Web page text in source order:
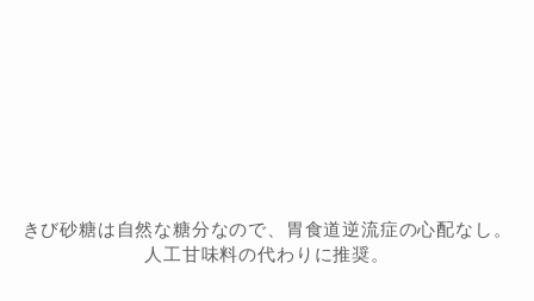
きび砂糖は自然な糖分なので、胃食道逆流症の心配なし。
人工甘味料の代わりに推奨。